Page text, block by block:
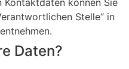
Stelle“ in
Daten?